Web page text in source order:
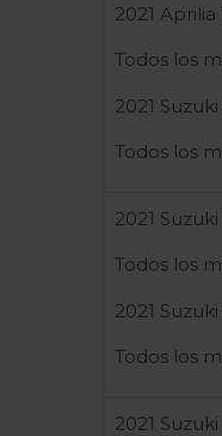
2021
Todos los
2021
Todos los
2021
Todos los
2021
Todos los
2021